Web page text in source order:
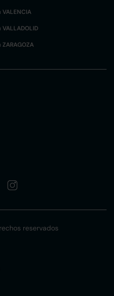
VALENCIA
VALLADOLID
ZARAGOZA
reservados